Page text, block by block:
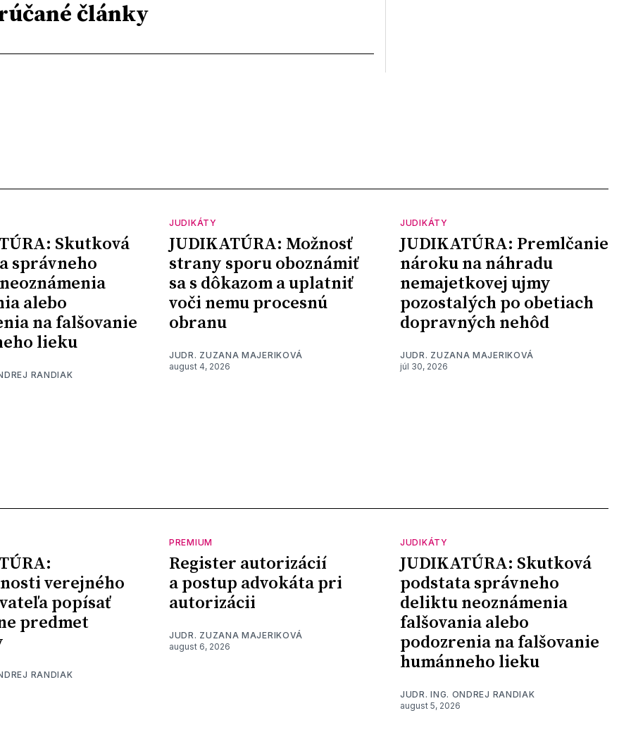
články
Skutková
správneho
alebo
na falšovanie
lieku
RANDIAK
JUDIKÁTY
JUDIKATÚRA: Možnosť
strany sporu oboznámiť
sa s dôkazom a uplatniť
voči nemu procesnú
obranu
JUDR. ZUZANA MAJERIKOVÁ
august 4, 2026
JUDIKÁTY
JUDIKATÚRA: Premlčanie
nároku na náhradu
nemajetkovej ujmy
pozostalých po obetiach
dopravných nehôd
JUDR. ZUZANA MAJERIKOVÁ
júl 30, 2026
verejného
popísať
predmet
RANDIAK
PREMIUM
Register autorizácií
a postup advokáta pri
autorizácii
JUDR. ZUZANA MAJERIKOVÁ
august 6, 2026
JUDIKÁTY
JUDIKATÚRA: Skutková
podstata správneho
deliktu neoznámenia
falšovania alebo
podozrenia na falšovanie
humánneho lieku
JUDR. ING. ONDREJ RANDIAK
august 5, 2026